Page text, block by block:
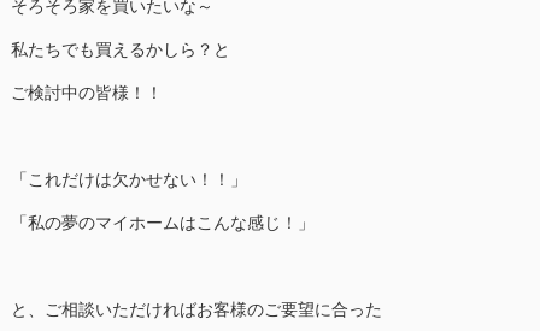
そろそろ家を買いたいな～
私たちでも買えるかしら？と
ご検討中の皆様！！
「これだけは欠かせない！！」
「私の夢のマイホームはこんな感じ！」
と、ご相談いただければお客様のご要望に合った